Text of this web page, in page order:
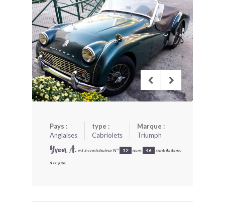
MODÈLES ET MARQUES
COMMENT FONCTIONNE BLV ?
Pays :
Anglaises
type :
Cabriolets
Marque :
Triumph
Yvon A. est le contributeur N° 12 avec 46 contributions
à ce jour.